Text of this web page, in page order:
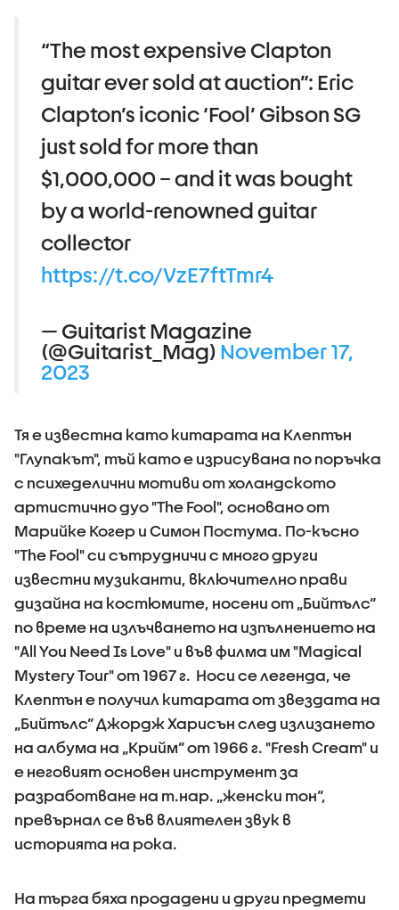
“The most expensive Clapton
guitar ever sold at auction”: Eric
Clapton’s iconic ‘Fool’ Gibson SG
just sold for more than
$1,000,000 – and it was bought
by a world-renowned guitar
collector
https://t.co/VzE7ftTmr4
— Guitarist Magazine
(@Guitarist_Mag) November 17,
2023
Тя е известна като китарата на Клептън
"Глупакът", тъй като е изрисувана по поръчка
с психеделични мотиви от холандското
артистично дуо "The Fool", основано от
Марийке Когер и Симон Постума. По-късно
"The Fool" си сътрудничи с много други
известни музиканти, включително прави
дизайна на костюмите, носени от „Бийтълс“
по време на излъчването на изпълнението на
"All You Need Is Love" и във филма им "Magical
Mystery Tour" от 1967 г. Носи се легенда, че
Клептън е получил китарата от звездата на
„Бийтълс“ Джордж Харисън след излизането
на албума на „Крийм“ от 1966 г. "Fresh Cream" и
е неговият основен инструмент за
разработване на т.нар. „женски тон“,
превърнал се във влиятелен звук в
историята на рока.
На търга бяха продадени и други предмети